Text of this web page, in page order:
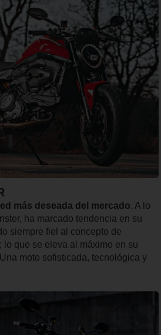
más deseada del mercado. A lo
ha marcado tendencia en su
siempre fiel al concepto de
lo que se eleva al máximo en su
moto sofisticada, tecnológica y